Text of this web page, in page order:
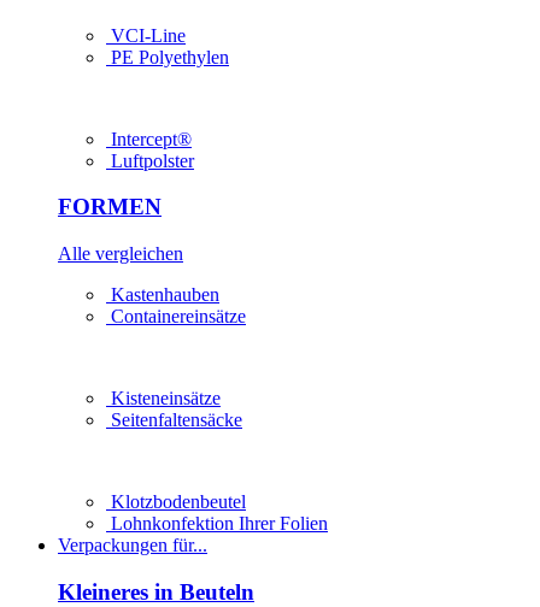
VCI-Line
PE Polyethylen
Intercept®
Luftpolster
FORMEN
Alle vergleichen
Kastenhauben
Containereinsätze
Kisteneinsätze
Seitenfaltensäcke
Klotzbodenbeutel
Lohn­konfektion Ihrer Folien
Verpackungen für...
Kleineres in Beuteln